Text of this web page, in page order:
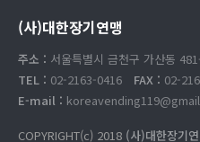
(사)대한장기연맹
주소 : 서울특별시 금천구 가산동
TEL : 02-2163-0416 FAX : 02-
E-mail :
COPYRIGHT(c) 2018 (사)대한장기